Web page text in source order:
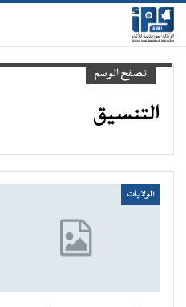
تصفح الوسم
التنسيق
الولايات